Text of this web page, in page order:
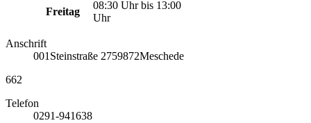
Freitag
08:30 Uhr bis 13:00
Uhr
Anschrift
001 Steinstraße 2759872Meschede
662
Telefon
0291-941638